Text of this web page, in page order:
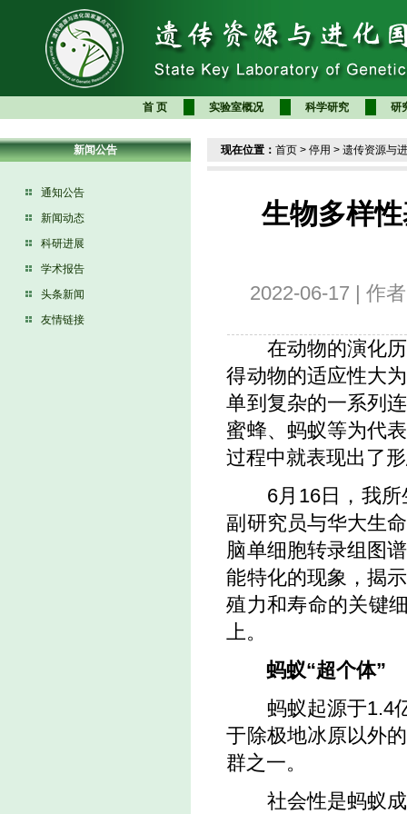
首 页 实验室概况 科学研究 研
新闻公告
通知公告
新闻动态
科研进展
学术报告
头条新闻
友情链接
现在位置： 首页 > 停用 > 遗传资源与
生物多样
2022-06-17 | 作
在动物的演化
得动物的适应性大
单到复杂的一系列
蜜蜂、蚂蚁等为代
过程中就表现出了
6月 16日，我
副研究员与华大生
脑单细胞转录组图
能特化的现象，揭
殖力和寿命的关键
上。
蚂蚁“超个体”
蚂蚁起源于1.4
于除极地冰原以外
群之一。
社会性是蚂蚁